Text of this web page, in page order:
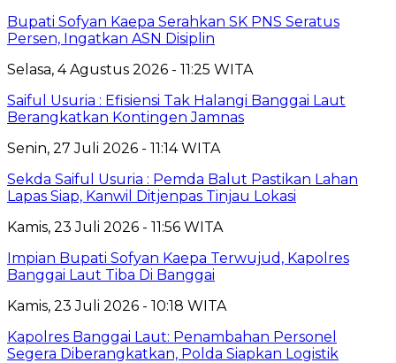
Bupati Sofyan Kaepa Serahkan SK PNS Seratus
Persen, Ingatkan ASN Disiplin
Selasa, 4 Agustus 2026 - 11:25 WITA
Saiful Usuria : Efisiensi Tak Halangi Banggai Laut
Berangkatkan Kontingen Jamnas
Senin, 27 Juli 2026 - 11:14 WITA
Sekda Saiful Usuria : Pemda Balut Pastikan Lahan
Lapas Siap, Kanwil Ditjenpas Tinjau Lokasi
Kamis, 23 Juli 2026 - 11:56 WITA
Impian Bupati Sofyan Kaepa Terwujud, Kapolres
Banggai Laut Tiba Di Banggai
Kamis, 23 Juli 2026 - 10:18 WITA
Kapolres Banggai Laut: Penambahan Personel
Segera Diberangkatkan, Polda Siapkan Logistik